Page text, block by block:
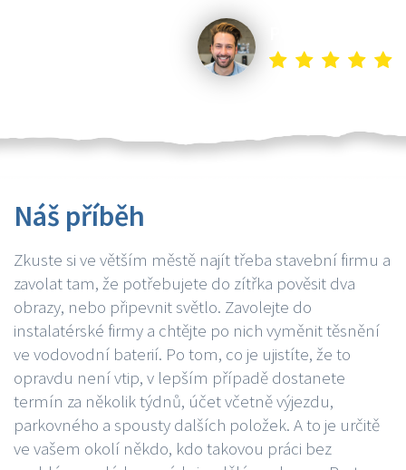
Náš příběh
Zkuste si ve větším městě najít třeba stavební firmu a
zavolat tam, že potřebujete do zítřka pověsit dva
obrazy, nebo připevnit světlo. Zavolejte do
instalatérské firmy a chtějte po nich vyměnit těsnění
ve vodovodní baterií. Po tom, co je ujistíte, že to
opravdu není vtip, v lepším případě dostanete
termín za několik týdnů, účet včetně výjezdu,
parkovného a spousty dalších položek. A to je určitě
ve vašem okolí někdo, kdo takovou práci bez